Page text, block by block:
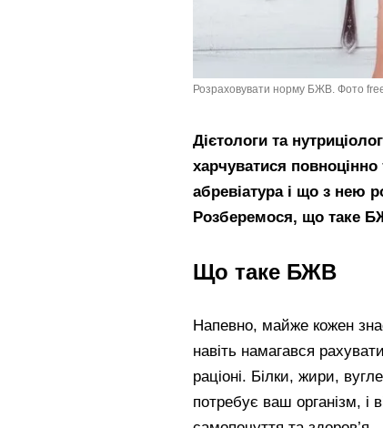
Розраховувати норму БЖВ. Фото
Дієтологи та
харчуватися
абревіатура і що з нею
Розберемося, що таке
Що таке БЖВ
Напевно, майже кожен
навіть намагався
раціоні. Білки, жири,
потребує ваш організм, і